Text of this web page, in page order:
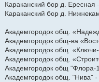
Караканский бор д.
Караканский бор д.
Академгородок общ.
Академгородок общ-ва
Академгородок общ.
Академгородок общ.
Академгородок общ "Флора-
Академгородок общ. "Нива" -